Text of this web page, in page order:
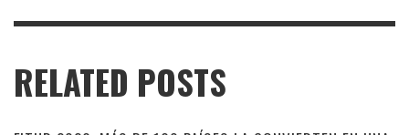
RELATED POSTS